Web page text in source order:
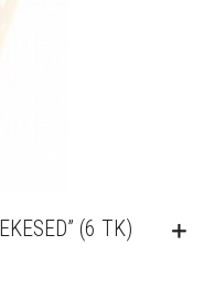
(6 TK)